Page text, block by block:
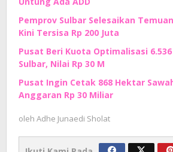
Pemprov Sulbar Selesaikan Temuan
Kini Tersisa Rp 200 Juta
Pusat Beri Kuota Optimalisasi
Sulbar, Nilai Rp 30 M
Pusat Ingin Cetak 868 Hektar
Anggaran Rp 30 Miliar
oleh Adhe Junaedi Sholat